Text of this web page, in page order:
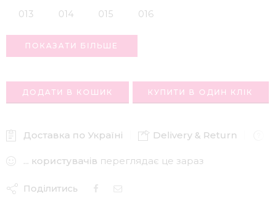
013 014 015 016
ПОКАЗАТИ БІЛЬШЕ
ДОДАТИ В КОШИК КУПИТИ В ОДИН КЛІК
Доставка по Україні Delivery & Return
... користувачів переглядає це зараз
Поділитись